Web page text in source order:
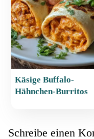
Käsige Buffalo-
Hähnchen-Burritos
Schreibe einen